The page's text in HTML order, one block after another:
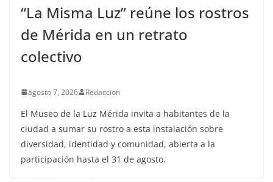
“La Misma Luz” reúne los rostros
de Mérida en un retrato
colectivo
agosto 7, 2026 Redaccion
El Museo de la Luz Mérida invita a habitantes de la
ciudad a sumar su rostro a esta instalación sobre
diversidad, identidad y comunidad, abierta a la
participación hasta el 31 de agosto.